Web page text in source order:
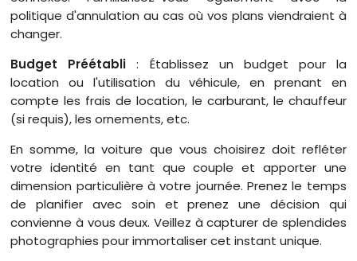
politique d'annulation au cas où vos plans viendraient à
changer.
Budget Préétabli : Établissez un budget pour la
location ou l'utilisation du véhicule, en prenant en
compte les frais de location, le carburant, le chauffeur
(si requis), les ornements, etc.
En somme, la voiture que vous choisirez doit refléter
votre identité en tant que couple et apporter une
dimension particulière à votre journée. Prenez le temps
de planifier avec soin et prenez une décision qui
convienne à vous deux. Veillez à capturer de splendides
photographies pour immortaliser cet instant unique.